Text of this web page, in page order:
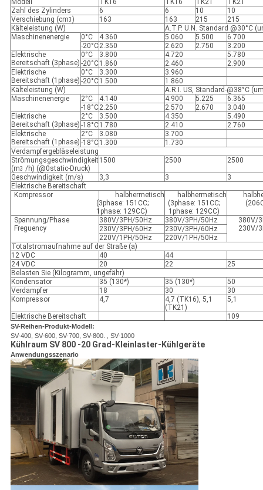
Modell
TK16 TK16 TK21
TK21
Zahl des Zylinders
6 6 10
10
Verschiebung (cm3) 163 163 215
215
Kälteleistung (W)
A.T.P. U.N. Standard @30°C
Maschinenenergie
0°C 4.360 5.060 5.500
6.700
-20°C2.350 2.620 2.750
3.200
Elektrische
Bereitschaft (3phase)
0°C 3.800 4.720
5.780
-20°C1.860 2.460
2.900
Elektrische
Bereitschaft (1phase)
0°C 3.300
3.960
-20°C1.500
1.860
Kälteleistung (W)
A.R.I. US, Standard-@38°C
Maschinenenergie
2°C 4.140 4.900 5.225
6.365
-18°C2.250 2.570 2.670
3.040
Elektrische
Bereitschaft (3phase)
2°C 3.500 4.350
5.490
-18°C1.780 2.410
2.760
Elektrische
Bereitschaft (1phase)
2°C 3.080
3.700
-18°C1.300
1.730
Verdampfergebläseleistung
Strömungsgeschwindigkeit
(m3 /h) (@0static-Druck)
1500 2500 2500
Geschwindigkeit (m/s) 3,3 3
3
Elektrische Bereitschaft
Kompressor
halbhermetisch
(3phase: 151CC;
1phase: 129CC)
halbhermetisch
(3phase: 151CC;
1phase: 129CC)
Spannung/Phase
Freguency
380V/3PH/50Hz 380V/3PH/50Hz
380V/
230V/
230V/3PH/60Hz
230V/3PH/60Hz
220V/1PH/50Hz
220V/1PH/50Hz
Totalstromaufnahme auf der Straße (a)
12 VDC
40
44
24 VDC
20 22
25
Belasten Sie (Kilogramm, ungefähr)
Kondensator
35 (130*) 35 (130*)
50
Verdampfer
18 30
30
Kompressor
4,7
4,7 (TK16), 5,1
(TK21)
5,1
Elektrische Bereitschaft 109
SV-Reihen-Produkt-Modell:
SV-400, SV-600, SV-700, SV-800. , SV-1000
Kühlraum SV 800 -20 Grad-Kleinlaster-Kühlgeräte
Anwendungsszenario